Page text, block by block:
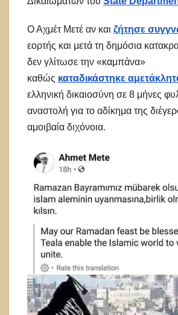
Ο Αχμέτ Μετέ αν και ζήτησε
εορτής και μετά τη δημόσια
δεν γλίτωσε την «καμπάνα»
καθώς καταδικάστηκε
ελληνική δικαιοσύνη σε 8 μήνες
αναστολή για το αδίκημα της
αμοιβαία διχόνοια.